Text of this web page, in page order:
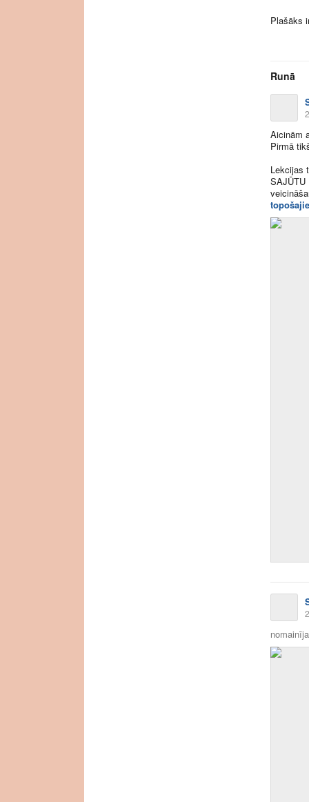
Plašāks
Runā
Aicinām
Pirmā
Lekcijas
SAJŪTU